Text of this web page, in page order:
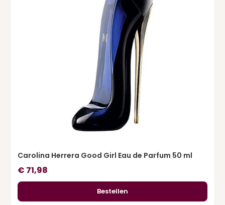
Carolina Herrera Good Girl Eau de Parfum 50 ml
€ 71,98
Bestellen